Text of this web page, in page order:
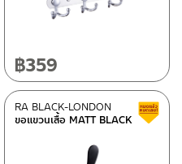
฿359
Clearance sale
ขอแขวนเสื้อ MATT BLACK
RA BLACK-LONDON